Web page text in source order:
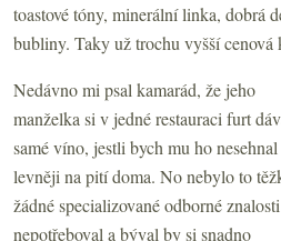
toastové tóny, minerální linka, dobrá
bubliny. Taky už trochu vyšší cenová
Nedávno mi psal kamarád, že jeho
manželka si v jedné restauraci furt
samé víno, jestli bych mu ho
levněji na pití doma. No nebylo to
žádné specializované odborné
nepotřeboval a býval by si snadno